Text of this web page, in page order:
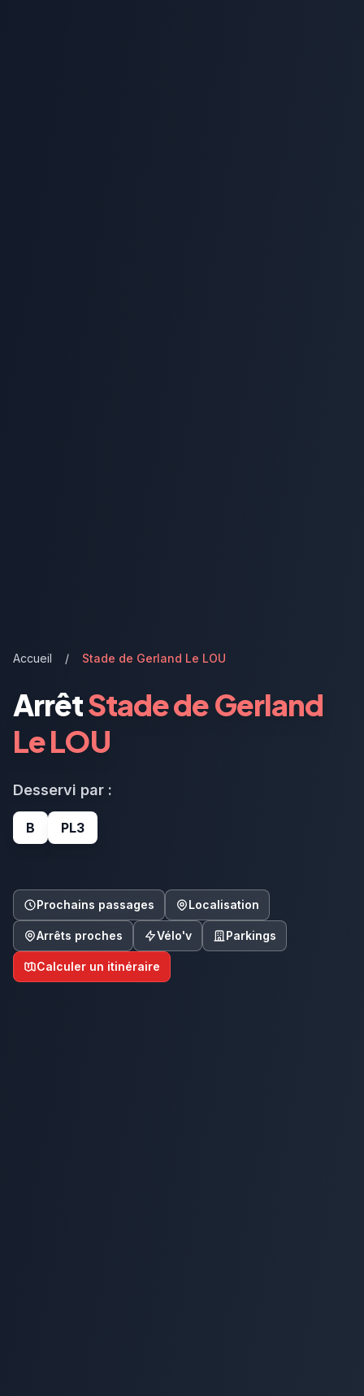
Accueil / Stade de Gerland Le LOU
ArrêtStade de Gerland
Le LOU
Desservi par :
B PL3
Prochains passages Localisation
Arrêts proches Vélo'v Parkings
Calculer un itinéraire